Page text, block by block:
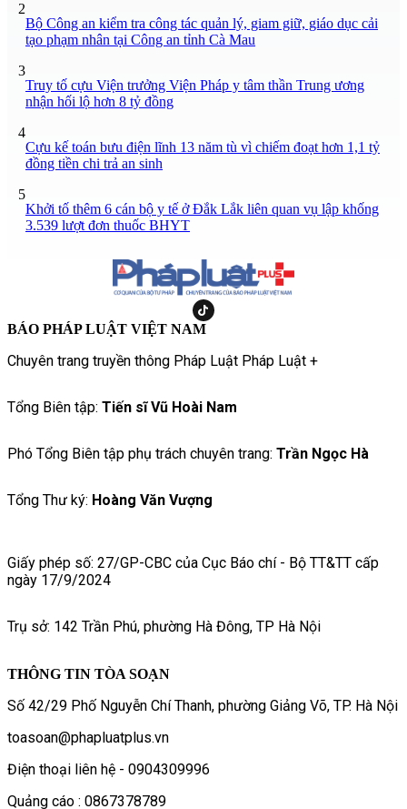
2
Bộ Công an kiểm tra công tác quản lý, giam giữ, giáo dục cải
tạo phạm nhân tại Công an tỉnh Cà Mau
3
Truy tố cựu Viện trưởng Viện Pháp y tâm thần Trung ương
nhận hối lộ hơn 8 tỷ đồng
4
Cựu kế toán bưu điện lĩnh 13 năm tù vì chiếm đoạt hơn 1,1 tỷ
đồng tiền chi trả an sinh
5
Khởi tố thêm 6 cán bộ y tế ở Đắk Lắk liên quan vụ lập khống
3.539 lượt đơn thuốc BHYT
BÁO PHÁP LUẬT VIỆT NAM
Chuyên trang truyền thông Pháp Luật Pháp Luật +
Tổng Biên tập: Tiến sĩ Vũ Hoài Nam
Phó Tổng Biên tập phụ trách chuyên trang: Trần Ngọc Hà
Tổng Thư ký: Hoàng Văn Vượng
Giấy phép số: 27/GP-CBC của Cục Báo chí - Bộ TT&TT cấp
ngày 17/9/2024
Trụ sở: 142 Trần Phú, phường Hà Đông, TP Hà Nội
THÔNG TIN TÒA SOẠN
Số 42/29 Phố Nguyễn Chí Thanh, phường Giảng Võ, TP. Hà Nội
toasoan@phapluatplus.vn
Điện thoại liên hệ - 0904309996
Quảng cáo : 0867378789